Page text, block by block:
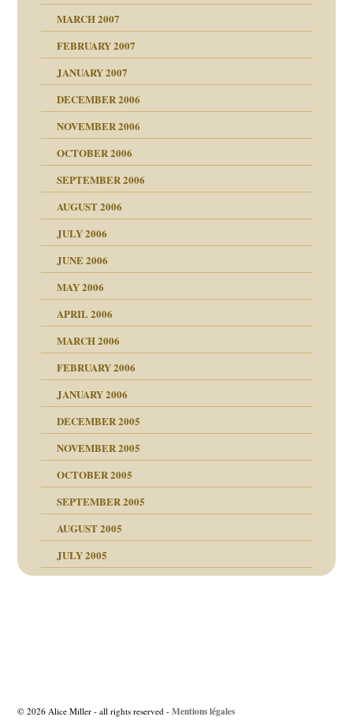
voller Absicht!"
MARCH 2007
FEBRUARY 2007
JANUARY 2007
DECEMBER 2006
NOVEMBER 2006
OCTOBER 2006
SEPTEMBER 2006
AUGUST 2006
JULY 2006
JUNE 2006
MAY 2006
APRIL 2006
MARCH 2006
FEBRUARY 2006
JANUARY 2006
DECEMBER 2005
NOVEMBER 2005
OCTOBER 2005
SEPTEMBER 2005
AUGUST 2005
JULY 2005
© 2026 Alice Miller - all rights reserved -Mentions légales